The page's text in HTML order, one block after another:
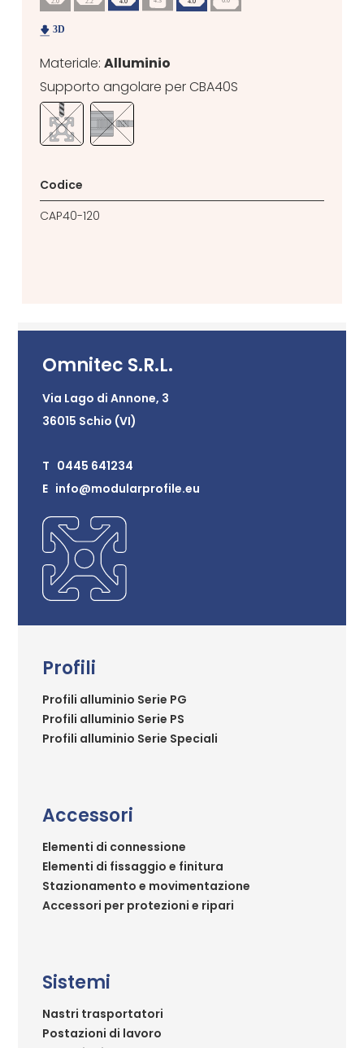
Materiale:Alluminio
Supporto angolare per CBA40S
Codice
CAP40-120
Omnitec S.R.L.
Via Lago di Annone, 3
36015 Schio (VI)
T 0445 641234
E info@modularprofile.eu
Profili
Profili alluminio Serie PG
Profili alluminio Serie PS
Profili alluminio Serie Speciali
Accessori
Elementi di connessione
Elementi di fissaggio e finitura
Stazionamento e movimentazione
Accessori per protezioni e ripari
Sistemi
Nastri trasportatori
Postazioni di lavoro